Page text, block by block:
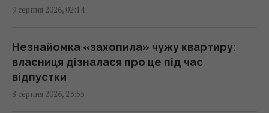
Зухвалі удари України по Росії можуть
01:23 неділя, 09 серпня 2026
Експерт назвав 4 безкоштовні програми,
які встановлює на кожен ПК із Windows
9 серпня 2026, 02:14
Незнайомка «захопила» чужу квартиру:
власниця дізналася про це під час
відпустки
8 серпня 2026, 23:55